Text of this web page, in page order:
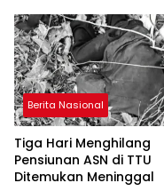
Berita Nasional
Tiga Hari Menghilang
Pensiunan ASN di TTU
Ditemukan Meninggal